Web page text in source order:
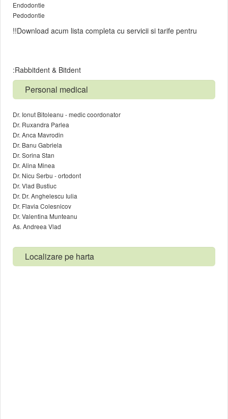
Endodontie
Pedodontie
!!Download acum lista completa cu servicii si tarife pentru
:Rabbitdent & Bitdent
Personal medical
Dr. Ionut Bitoleanu - medic coordonator
Dr. Ruxandra Parlea
Dr. Anca Mavrodin
Dr. Banu Gabriela
Dr. Sorina Stan
Dr. Alina Minea
Dr. Nicu Serbu - ortodont
Dr. Vlad Bustiuc
Dr. Dr. Anghelescu Iulia
Dr. Flavia Colesnicov
Dr. Valentina Munteanu
As. Andreea Vlad
Localizare pe harta